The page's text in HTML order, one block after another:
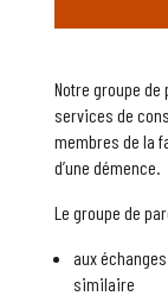
Notre groupe
services de
membres de la
d’une démence.
Le groupe de
aux
similaire